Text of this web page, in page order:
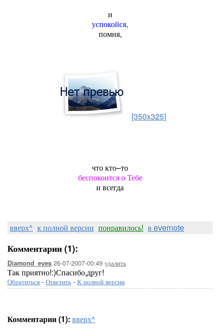
и
успокойся,
помня,
[350x325]
что кто–то
беспокоится о Тебе
и всегда
вверх^ к полной версии понравилось! в evernote
Комментарии (1):
Diamond_eyes 26-07-2007-00:49 удалить
Так приятно!:)Спасибо,друг!
Обратиться - Ответить - К полной версии
Комментарии (1): вверх^